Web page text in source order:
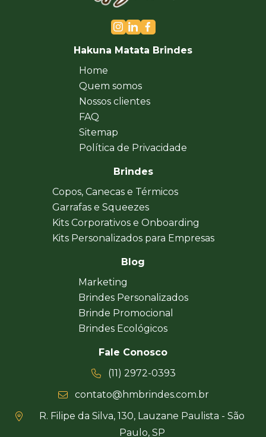
Hakuna Matata Brindes
Home
Quem somos
Nossos clientes
FAQ
Sitemap
Política de Privacidade
Brindes
Copos, Canecas e Térmicos
Garrafas e Squeezes
Kits Corporativos e Onboarding
Kits Personalizados para Empresas
Blog
Marketing
Brindes Personalizados
Brinde Promocional
Brindes Ecológicos
Fale Conosco
(11) 2972-0393
contato@hmbrindes.com.br
R. Filipe da Silva, 130, Lauzane Paulista - São
Paulo, SP